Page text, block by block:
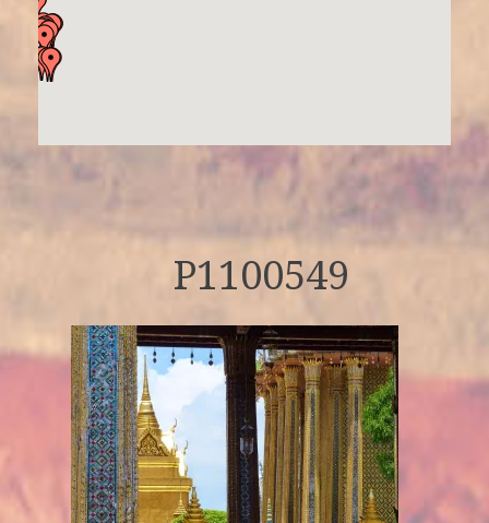
P1100549